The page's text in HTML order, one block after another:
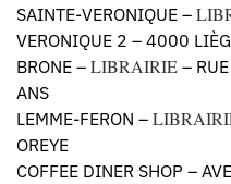
SAINTE-VERONIQUE –
VERONIQUE 2 – 4000
BRONE – LIBRAIRIE –
ANS
LEMME-FERON –
OREYE
COFFEE DINER SHOP –